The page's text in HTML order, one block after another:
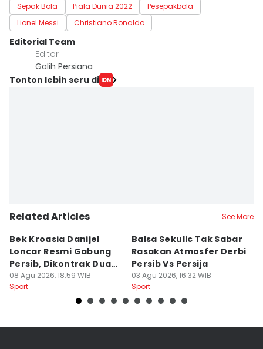
Sepak Bola Piala Dunia 2022
Pesepakbola
Lionel Messi
Christiano Ronaldo
Editorial Team
Editor
Galih Persiana
Tonton lebih seru di
Related Articles See More
Bek Kroasia Danijel
Loncar Resmi Gabung
Persib, Dikontrak Dua
Musim
08 Agu 2026, 18:59 WIB
Sport
Balsa Sekulic Tak Sabar
Rasakan Atmosfer Derbi
Persib Vs Persija
03 Agu 2026, 16:32 WIB
Sport